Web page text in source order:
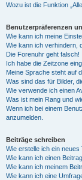
Wozu ist die Funktion
Benutzerpräferenzen
Wie kann ich meine
Wie kann ich verhindern,
Die Forenuhr geht falsch!
Ich habe die Zeitzone
Meine Sprache steht auf
Was sind das für Bilder,
Wie verwende ich einen
Was ist mein Rang und
Wenn ich bei einem
anzumelden.
Beiträge schreiben
Wie erstelle ich ein
Wie kann ich einen
Wie kann ich meinem
Wie kann ich eine